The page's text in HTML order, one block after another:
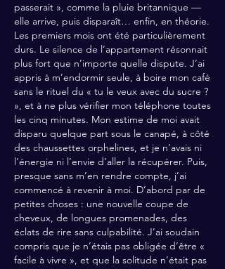
passerait », comme la pluie britannique —
elle arrive, puis disparaît… enfin, en théorie.
Les premiers mois ont été particulièrement
durs. Le silence de l’appartement résonnait
plus fort que n’importe quelle dispute. J’ai
appris à m’endormir seule, à boire mon café
sans le rituel du « tu le veux avec du sucre ?
», et à ne plus vérifier mon téléphone toutes
les cinq minutes. Mon estime de moi avait
disparu quelque part sous le canapé, à côté
des chaussettes orphelines, et je n’avais ni
l’énergie ni l’envie d’aller la récupérer. Puis,
presque sans m’en rendre compte, j’ai
commencé à revenir à moi. D’abord par de
petites choses : une nouvelle coupe de
cheveux, de longues promenades, des
éclats de rire sans culpabilité. J’ai soudain
compris que je n’étais pas obligée d’être «
facile à vivre », et que la solitude n’était pas